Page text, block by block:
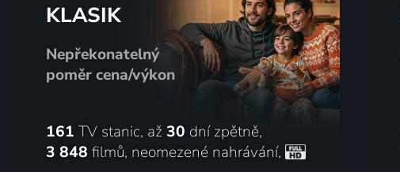
| Drama, Rodinný
KLASIK
Nepřekonatelný
poměr cena/výkon
161 TV stanic, až 30 dní zpětně,
3 848 filmů, neomezené nahrávání,